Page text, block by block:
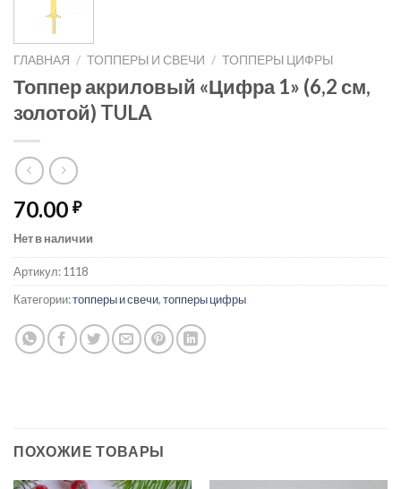
ГЛАВНАЯ / ТОППЕРЫ И СВЕЧИ / ТОППЕРЫ ЦИФРЫ
Топпер акриловый «Цифра 1» (6,2 см,
золотой) TULA
70.00 ₽
Нет в наличии
Артикул:1118
Категории:топперы и свечи,топперы цифры
ПОХОЖИЕ ТОВАРЫ